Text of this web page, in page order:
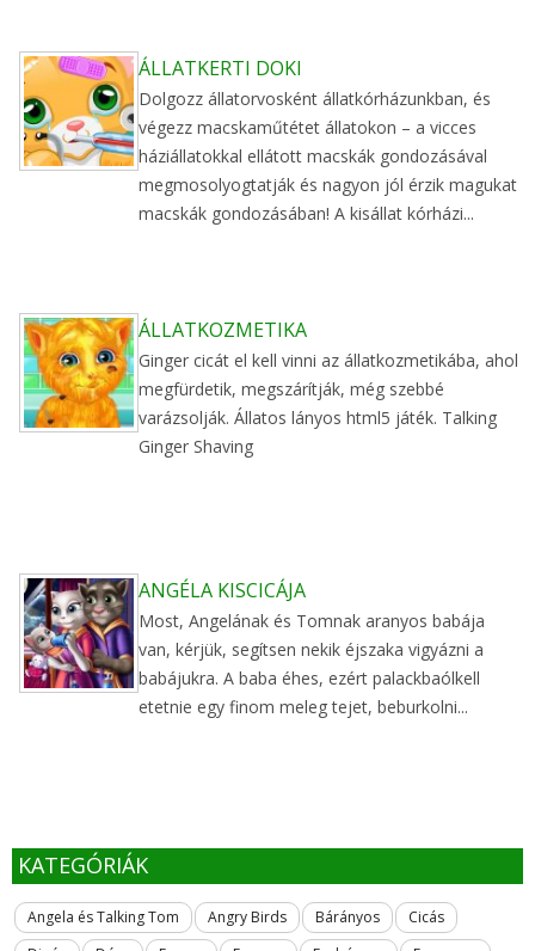
ÁLLATKERTI DOKI
Dolgozz állatorvosként állatkórházunkban, és
végezz macskaműtétet állatokon – a vicces
háziállatokkal ellátott macskák gondozásával
megmosolyogtatják és nagyon jól érzik magukat
macskák gondozásában! A kisállat kórházi...
ÁLLATKOZMETIKA
Ginger cicát el kell vinni az állatkozmetikába, ahol
megfürdetik, megszárítják, még szebbé
varázsolják. Állatos lányos html5 játék. Talking
Ginger Shaving
ANGÉLA KISCICÁJA
Most, Angelának és Tomnak aranyos babája
van, kérjük, segítsen nekik éjszaka vigyázni a
babájukra. A baba éhes, ezért palackbaólkell
etetnie egy finom meleg tejet, beburkolni...
KATEGÓRIÁK
Angela és Talking Tom Angry Birds Bárányos
Cicás